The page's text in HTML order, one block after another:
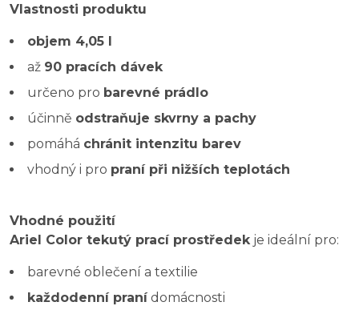
Vlastnosti produktu
objem 4,05 l
až 90 pracích dávek
určeno pro barevné prádlo
účinně odstraňuje skvrny a pachy
pomáhá chránit intenzitu barev
vhodný i pro praní při nižších teplotách
Vhodné použití
Ariel Color tekutý prací prostředek je ideální pro:
barevné oblečení a textilie
každodenní pranídomácnosti